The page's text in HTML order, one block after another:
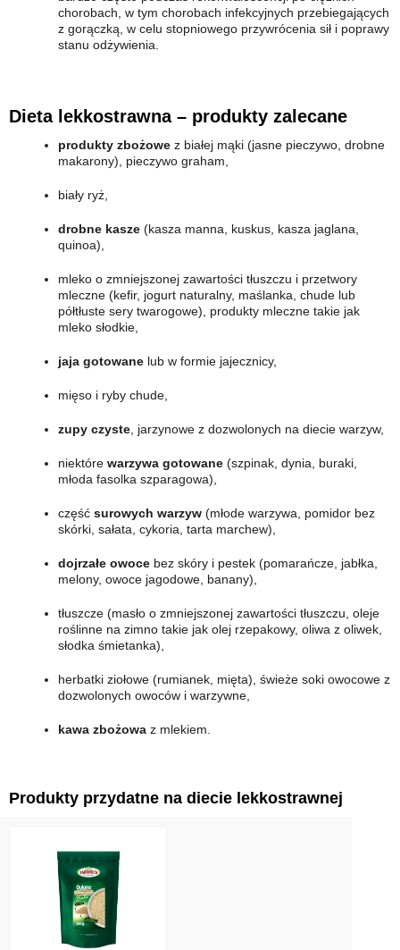
chorobach, w tym chorobach infekcyjnych przebiegających
z gorączką, w celu stopniowego przywrócenia sił i poprawy
stanu odżywienia.
Dieta lekkostrawna – produkty zalecane
produkty zbożowe z białej mąki (jasne pieczywo, drobne
makarony), pieczywo graham,
biały ryż,
drobne kasze (kasza manna, kuskus, kasza jaglana,
quinoa),
mleko o zmniejszonej zawartości tłuszczu i przetwory
mleczne (kefir, jogurt naturalny, maślanka, chude lub
półtłuste sery twarogowe), produkty mleczne takie jak
mleko słodkie,
jaja gotowane lub w formie jajecznicy,
mięso i ryby chude,
zupy czyste , jarzynowe z dozwolonych na diecie warzyw,
niektóre warzywa gotowane (szpinak, dynia, buraki,
młoda fasolka szparagowa),
część surowych warzyw (młode warzywa, pomidor bez
skórki, sałata, cykoria, tarta marchew),
dojrzałe owoce bez skóry i pestek (pomarańcze, jabłka,
melony, owoce jagodowe, banany),
tłuszcze (masło o zmniejszonej zawartości tłuszczu, oleje
roślinne na zimno takie jak olej rzepakowy, oliwa z oliwek,
słodka śmietanka),
herbatki ziołowe (rumianek, mięta), świeże soki owocowe z
dozwolonych owoców i warzywne,
kawa zbożowa z mlekiem.
Produkty przydatne na diecie lekkostrawnej